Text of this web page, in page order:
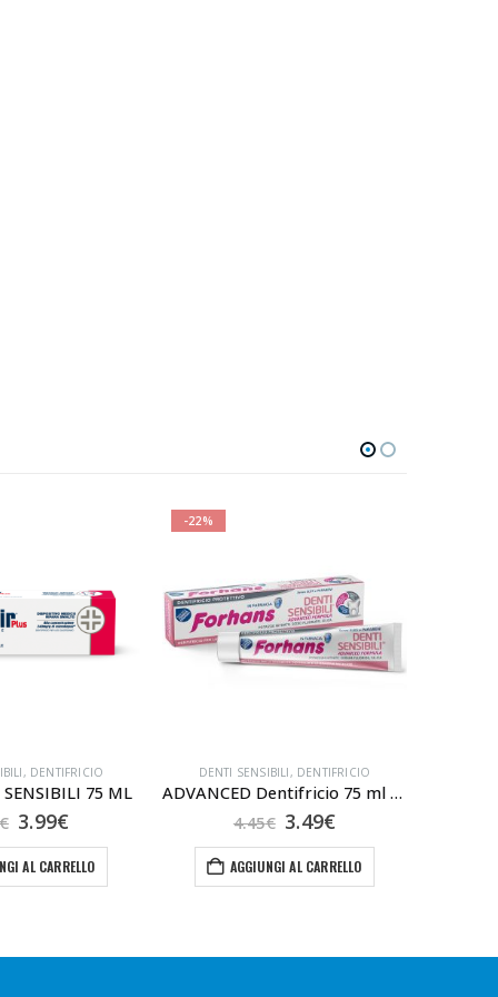
, DENTIFRICIO
75 ML
Il
originale
era:
3.99€Il
attuale
è:
AL CARRELLO
-22%
DENTI SENSIBILI , DENTIFRICIO
ADVANCED Dentifricio 75 ml DENTI SENSIBILI
4.45€ Il
originale
era:
3.49€Il
attuale
è:
AGGIUNGI AL CARRELLO